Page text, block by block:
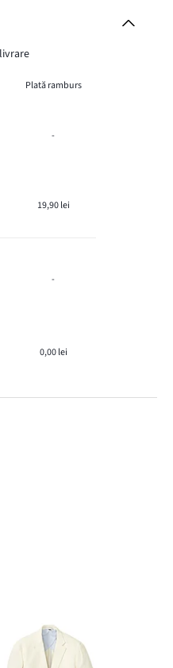
Plată ramburs
-
19,90 lei
-
0,00 lei